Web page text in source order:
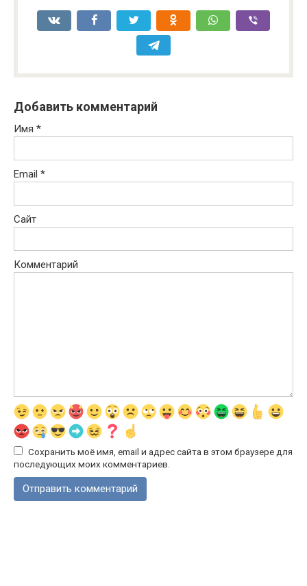
Добавить комментарий
Имя *
Email *
Сайт
Комментарий
Сохранить моё имя, email и адрес сайта в этом браузере для
последующих моих комментариев.